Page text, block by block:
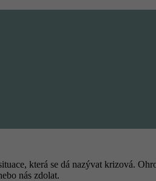
která se dá nazývat krizová.
nás zdolat.